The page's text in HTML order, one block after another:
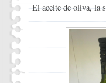
El aceite de oliva, la